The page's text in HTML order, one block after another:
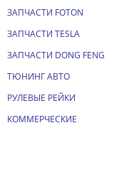
ЗАПЧАСТИ FOTON
ЗАПЧАСТИ TESLA
ЗАПЧАСТИ DONG FENG
ТЮНИНГ АВТО
РУЛЕВЫЕ РЕЙКИ
КОММЕРЧЕСКИЕ